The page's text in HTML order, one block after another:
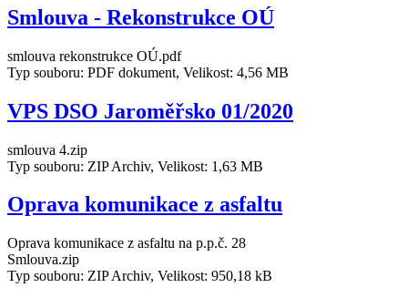
Smlouva - Rekonstrukce OÚ
smlouva rekonstrukce OÚ.pdf
Typ souboru: PDF dokument, Velikost: 4,56 MB
VPS DSO Jaroměřsko 01/2020
smlouva 4.zip
Typ souboru: ZIP Archiv, Velikost: 1,63 MB
Oprava komunikace z asfaltu
Oprava komunikace z asfaltu na p.p.č. 28
Smlouva.zip
Typ souboru: ZIP Archiv, Velikost: 950,18 kB